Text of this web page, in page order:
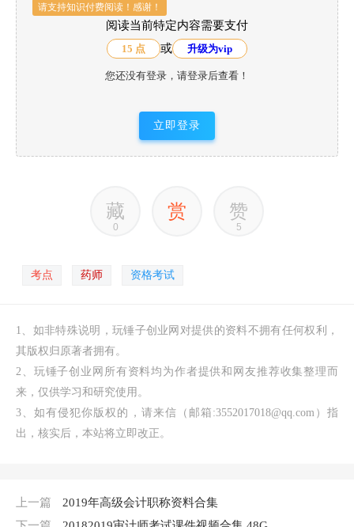
请支持知识付费阅读！感谢！
阅读当前特定内容需要支付
15 点 或 升级为vip
您还没有登录，请登录后查看！
立即登录
藏
0
赏 赞
5
考点 药师 资格考试
1、如非特殊说明，玩锤子创业网对提供的资料不拥有任何权利，
其版权归原著者拥有。
2、玩锤子创业网所有资料均为作者提供和网友推荐收集整理而
来，仅供学习和研究使用。
3、如有侵犯你版权的，请来信（邮箱:3552017018@qq.com）指
出，核实后，本站将立即改正。
上一篇
2019年高级会计职称资料合集